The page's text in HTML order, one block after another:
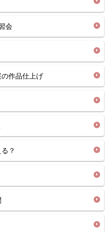
会
作品仕上げ
？